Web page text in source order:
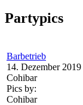
Partypics
Barbetrieb
14. Dezember 2019
Cohibar
Pics by:
Cohibar